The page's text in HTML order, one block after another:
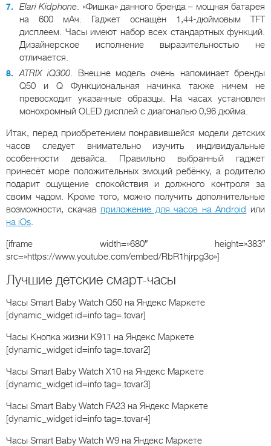
Elari Kidphone. «Фишка» данного бренда – мощная батарея
на 600 мАч. Гаджет оснащён 1,44-дюймовым TFT
дисплеем. Часы имеют набор всех стандартных функций.
Дизайнерское исполнение выразительностью не
отличается.
ATRIX iQ300. Внешне модель очень напоминает бренды
Q50 и Q Функциональная начинка также ничем не
превосходит указанные образцы. На часах установлен
монохромный OLED дисплей с диагональю 0,96 дюйма.
Итак, перед приобретением понравившейся модели детских
часов следует внимательно изучить индивидуальные
особенности девайса. Правильно выбранный гаджет
принесёт море положительных эмоций ребёнку, а родителю
подарит ощущение спокойствия и должного контроля за
своим чадом. Кроме того, можно получить дополнительные
возможности, скачавприложение для часов на Android или
на iOs.
[iframe width=»680″ height=»383″
src=»https://www.youtube.com/embed/RbR1hjrpg3o»]
Лучшие детские смарт-часы
Часы Smart Baby Watch Q50 на Яндекс Маркете
[dynamic_widget id=info tag=.tovar]
Часы Кнопка жизни К911 на Яндекс Маркете
[dynamic_widget id=info tag=.tovar2]
Часы Smart Baby Watch X10 на Яндекс Маркете
[dynamic_widget id=info tag=.tovar3]
Часы Smart Baby Watch FA23 на Яндекс Маркете
[dynamic_widget id=info tag=.tovar4]
Часы Smart Baby Watch W9 на Яндекс Маркете